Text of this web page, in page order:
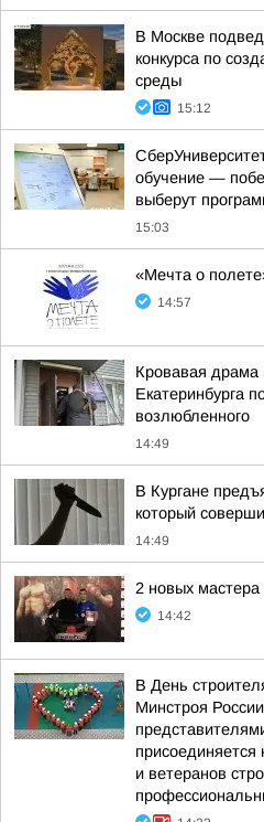
В Москве
конкурса по
среды
15:12
обучение —
выберут
15:03
«Мечта о
14:57
Кровавая драма
Екатеринбурга
возлюбленного
14:49
В Кургане
который
14:49
2 новых
14:42
В День
Минстроя
присоединяется
и ветеранов